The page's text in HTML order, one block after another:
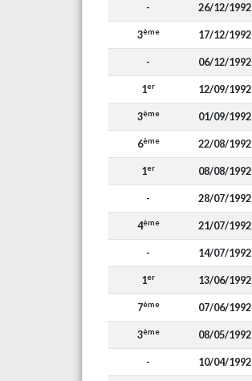
- 26/12/1992
3ème 17/12/1992
- 06/12/1992
1er 12/09/1992
3ème 01/09/1992
6ème 22/08/1992
1er 08/08/1992
- 28/07/1992
4ème 21/07/1992
- 14/07/1992
1er 13/06/1992
7ème 07/06/1992
3ème 08/05/1992
- 10/04/1992